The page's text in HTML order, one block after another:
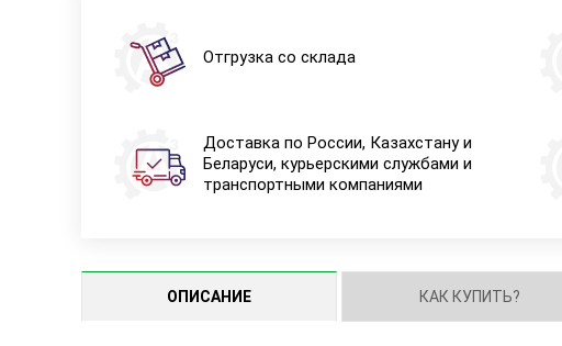
Отгрузка со склада
Доставка по России, Казахстану и
Беларуси, курьерскими службами и
транспортными компаниями
ОПИСАНИЕ КАК КУПИТЬ?